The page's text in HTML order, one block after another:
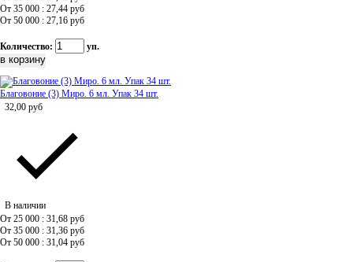
От 35 000 : 27,44 руб
От 50 000 : 27,16 руб
Количество: уп.
Благовоние (3) Миро. 6 мл. Упак 34 шт.
32,00 руб
В наличии
От 25 000 : 31,68 руб
От 35 000 : 31,36 руб
От 50 000 : 31,04 руб